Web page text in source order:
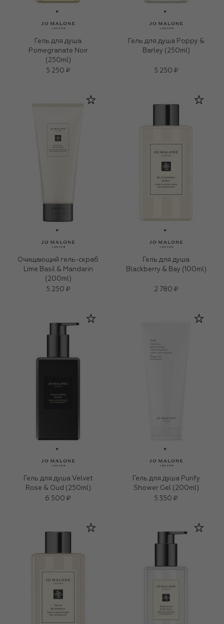
Гель для душа
Pomegranate Noir
(250ml)
5 250 ₽
Гель для душа Poppy &
Barley (250ml)
5 250 ₽
Очищающий гель-скраб
Lime Basil & Mandarin
(200ml)
5 250 ₽
Гель для душа
Blackberry & Bay (100ml)
2 780 ₽
Гель для душа Velvet
Rose & Oud (250ml)
6 500 ₽
Гель для душа Purify
Shower Gel (200ml)
5 350 ₽